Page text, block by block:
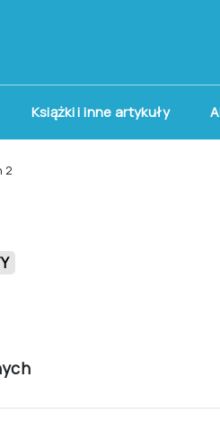
Książki i inne artykuły
2